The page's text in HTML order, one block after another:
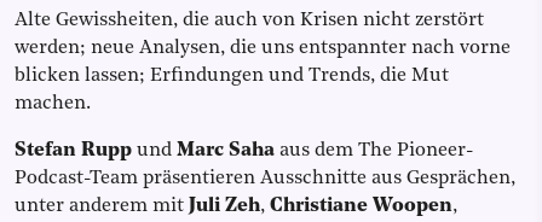
Alte Gewissheiten, die auch von Krisen nicht zerstört
werden; neue Analysen, die uns entspannter nach vorne
blicken lassen; Erfindungen und Trends, die Mut
machen.
Stefan Rupp und Marc Saha aus dem The Pioneer-
Podcast-Team präsentieren Ausschnitte aus Gesprächen,
unter anderem mit Juli Zeh, Christiane Woopen,